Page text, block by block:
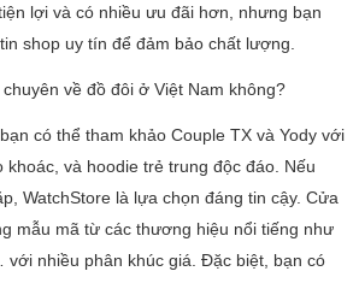
lợi và có nhiều ưu đãi hơn, nhưng bạn
shop uy tín để đảm bảo chất lượng.
về đồ đôi ở Việt Nam không?
có thể tham khảo Couple TX và Yody với
khoác, và hoodie trẻ trung độc đáo. Nếu
WatchStore là lựa chọn đáng tin cậy. Cửa
mẫu mã từ các thương hiệu nổi tiếng như
với nhiều phân khúc giá. Đặc biệt, bạn có